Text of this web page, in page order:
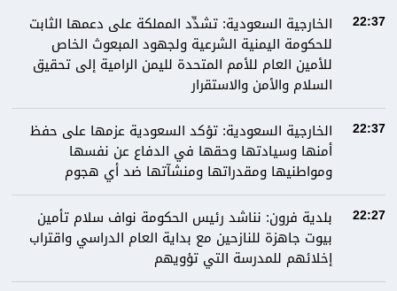
22:37
الخارجية السعودية: تشدِّد المملكة على دعمها الثابت
للحكومة اليمنية الشرعية ولجهود المبعوث الخاص
للأمين العام للأمم المتحدة لليمن الرامية إلى تحقيق
السلام والأمن والاستقرار
22:37
الخارجية السعودية: تؤكد السعودية عزمها على حفظ
أمنها وسيادتها وحقها في الدفاع عن نفسها
ومواطنيها ومقدراتها ومنشآتها ضد أي هجوم
22:27
بلدية فرون: نناشد رئيس الحكومة نواف سلام تأمين
بيوت جاهزة للنازحين مع بداية العام الدراسي واقتراب
إخلائهم للمدرسة التي تؤويهم